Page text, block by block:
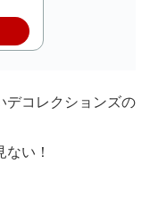
デコレクションズの
い！